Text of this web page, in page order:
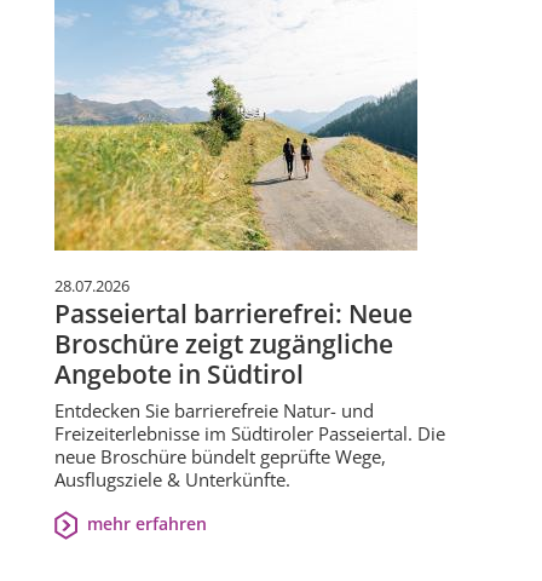
28.07.2026
Passeiertal barrierefrei: Neue
Broschüre zeigt zugängliche
Angebote in Südtirol
Entdecken Sie barrierefreie Natur- und
Freizeiterlebnisse im Südtiroler Passeiertal. Die
neue Broschüre bündelt geprüfte Wege,
Ausflugsziele & Unterkünfte.
mehr erfahren